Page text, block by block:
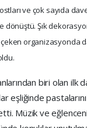
ve çok sayıda
dönüştü. Şık
organizasyonda
biri olan ilk
eşliğinde
Müzik ve